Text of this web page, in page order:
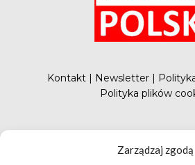
Zarządzaj zgodą
Kontakt Newsletter
Polityka plików